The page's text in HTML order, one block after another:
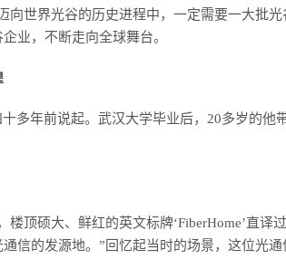
向世界光谷的历史进程中，一定需要一大批
业，不断走向全球舞台。
多年前说起。武汉大学毕业后，20多岁的他
楼顶硕大、鲜红的英文标牌‘FiberHome’直译
信的发源地。”回忆起当时的场景，这位光